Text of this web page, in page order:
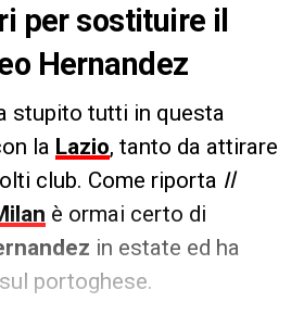
per sostituire il
Hernandez
stupito tutti in questa
la Lazio, tanto da attirare
club. Come riporta Il
è ormai certo di
in estate ed ha
portoghese.